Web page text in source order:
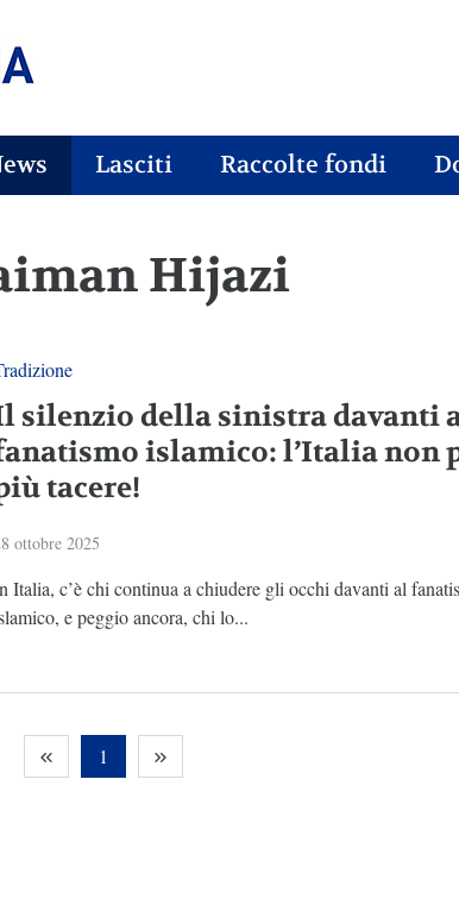
Lasciti Raccolte fondi
Hijazi
silenzio della sinistra davanti
islamico: l’Italia non
tacere!
ottobre 2025
Italia, c’è chi continua a chiudere gli occhi davanti al
e peggio ancora, chi lo...
1